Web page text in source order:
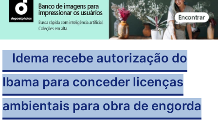
Idema recebe autorização do
Ibama para conceder licenças
ambientais para obra de engorda